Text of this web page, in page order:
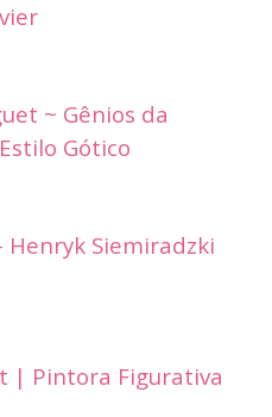
~ Gênios da
Gótico
Henryk Siemiradzki
| Pintora Figurativa